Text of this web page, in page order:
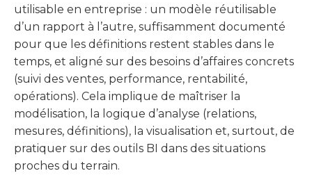
utilisable en entreprise : un modèle réutilisable
d’un rapport à l’autre, suffisamment documenté
pour que les définitions restent stables dans le
temps, et aligné sur des besoins d’affaires concrets
(suivi des ventes, performance, rentabilité,
opérations). Cela implique de maîtriser la
modélisation, la logique d’analyse (relations,
mesures, définitions), la visualisation et, surtout, de
pratiquer sur des outils BI dans des situations
proches du terrain.